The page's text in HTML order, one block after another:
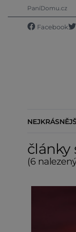
PaníDomu.cz
Facebook
články
(6